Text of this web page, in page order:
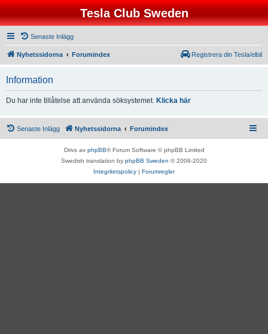
Tesla Club Sweden
Senaste Inlägg
Nyhetssidorna Forumindex Registrera din Tesla/elbil
Information
Du har inte tillåtelse att använda söksystemet. Klicka här
Senaste Inlägg Nyhetssidorna Forumindex
Drivs av phpBB® Forum Software © phpBB Limited
Swedish translation by phpBB Sweden © 2006-2020
Integritetspolicy | Forumregler